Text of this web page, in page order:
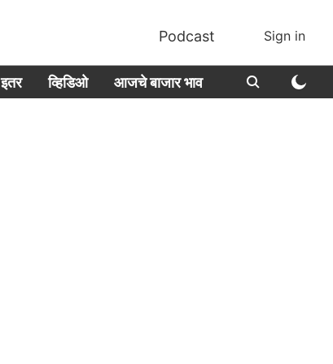
Podcast Sign in
इतर व्हिडिओ आजचे बाजार भाव